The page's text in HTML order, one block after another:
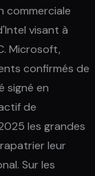
commerciale
visant à
Microsoft,
confirmés de
signé en
de
les grandes
leur
Sur les